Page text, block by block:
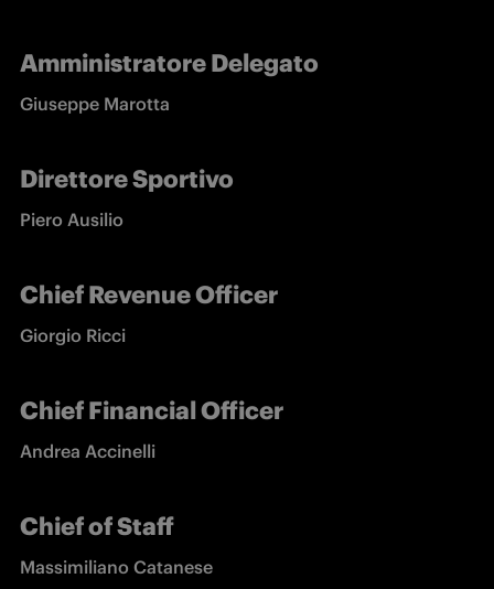
Amministratore Delegato
Giuseppe Marotta
Direttore Sportivo
Piero Ausilio
Chief Revenue Officer
Giorgio Ricci
Chief Financial Officer
Andrea Accinelli
Chief of Staff
Massimiliano Catanese